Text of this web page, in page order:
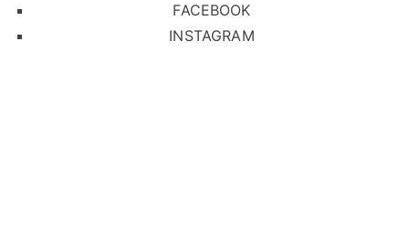
FACEBOOK
INSTAGRAM